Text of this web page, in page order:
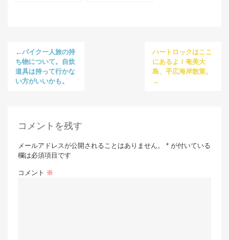
←バイク一人旅の持
ち物について。自炊
道具は持って行かな
い方がいいかも。
ハートロックはここ
にあるよ！奄美大
島、手広海岸散策。
→
コメントを残す
メールアドレスが公開されることはありません。 * が付いている
欄は必須項目です
コメント ※